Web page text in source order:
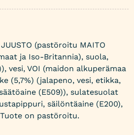
(pastöroitu MAITO
ja Iso-Britannia), suola,
vesi, VOI (maidon alkuperämaa
(5,7%) (jalapeno, vesi, etikka,
(E509)), sulatesuolat
säilöntäaine (E200),
Tuote on pastöroitu.